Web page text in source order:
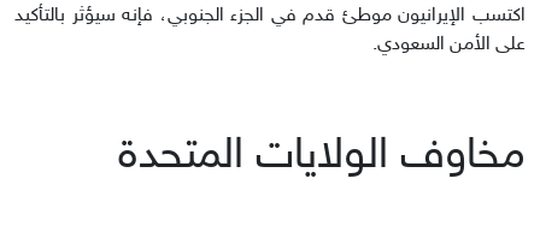
اكتسب الإيرانيون موطئ قدم في الجزء الجنوبي، فإنه سيؤثر بالتأكيد
على الأمن السعودي.
مخاوف الولايات المتحدة